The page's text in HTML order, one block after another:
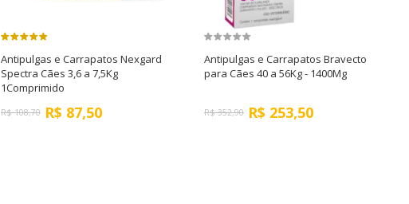
Antipulgas e Carrapatos Nexgard
Spectra Cães 3,6 a 7,5Kg
1Comprimido
R$ 108,70 R$ 87,50
Antipulgas e Carrapatos Bravecto
para Cães 40 a 56Kg - 1400Mg
R$ 352,90 R$ 253,50